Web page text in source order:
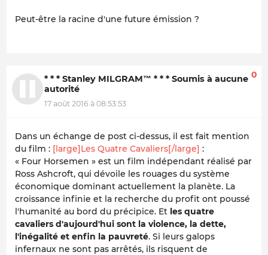
Peut-être la racine d'une future émission ?
* * * Stanley MILGRAM™ * * * Soumis à aucune
autorité
17 août 2016 à 08:53:53
0
Dans un échange de post ci-dessus, il est fait mention
du film : [large]Les Quatre Cavaliers[/large] :
« Four Horsemen » est un film indépendant réalisé par
Ross Ashcroft, qui dévoile les rouages du système
économique dominant actuellement la planète. La
croissance infinie et la recherche du profit ont poussé
l'humanité au bord du précipice. Et les quatre
cavaliers d'aujourd'hui sont la violence, la dette,
l'inégalité et enfin la pauvreté. Si leurs galops
infernaux ne sont pas arrêtés, ils risquent de